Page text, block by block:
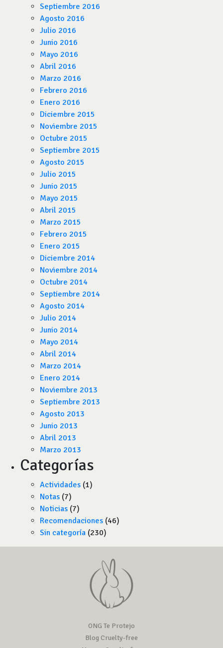
Septiembre 2016
Agosto 2016
Julio 2016
Junio 2016
Mayo 2016
Abril 2016
Marzo 2016
Febrero 2016
Enero 2016
Diciembre 2015
Noviembre 2015
Octubre 2015
Septiembre 2015
Agosto 2015
Julio 2015
Junio 2015
Mayo 2015
Abril 2015
Marzo 2015
Febrero 2015
Enero 2015
Diciembre 2014
Noviembre 2014
Octubre 2014
Septiembre 2014
Agosto 2014
Julio 2014
Junio 2014
Mayo 2014
Abril 2014
Marzo 2014
Enero 2014
Noviembre 2013
Septiembre 2013
Agosto 2013
Junio 2013
Abril 2013
Marzo 2013
Categorías
Actividades (1)
Notas (7)
Noticias (7)
Recomendaciones (46)
Sin categoría (230)
ONG Te Protejo
Blog Cruelty-free